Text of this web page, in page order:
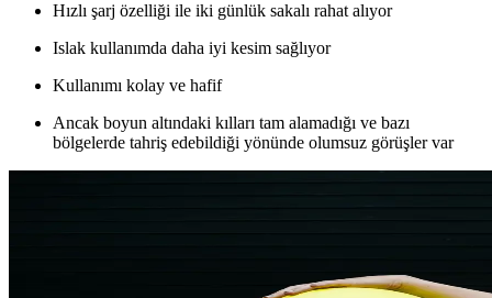
Hızlı şarj özelliği ile iki günlük sakalı rahat alıyor
Islak kullanımda daha iyi kesim sağlıyor
Kullanımı kolay ve hafif
Ancak boyun altındaki kılları tam alamadığı ve bazı
bölgelerde tahriş edebildiği yönünde olumsuz görüşler var